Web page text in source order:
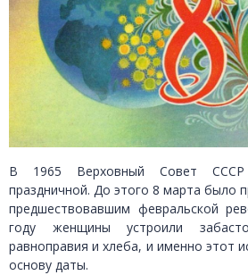
В 1965 Верховный Совет
праздничной. До этого 8 марта было
предшествовавшим февральской
году женщины устроили
равноправия и хлеба, и именно этот
основу даты.